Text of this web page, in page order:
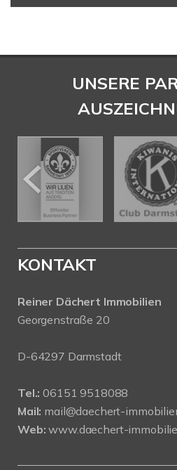
UNSERE
KONTAKT
Reiner Dächert Immobilien
Georgenstraße 20
D-64297 Darmstadt
Tel.: 06151 9518088
Mail: mail@daechert-
Web: www.daechert-